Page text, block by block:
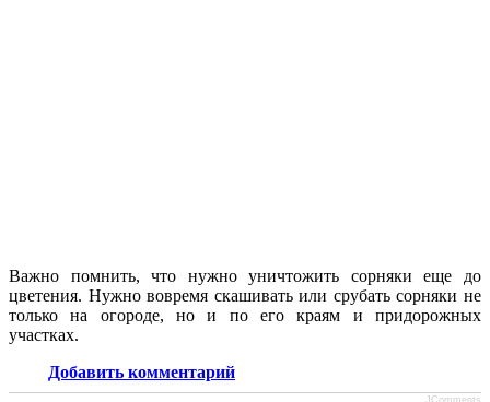
Важно помнить, что нужно уничтожить сорняки еще до
цветения. Нужно вовремя скашивать или срубать сорняки не
только на огороде, но и по его краям и придорожных
участках.
Добавить комментарий
JComments